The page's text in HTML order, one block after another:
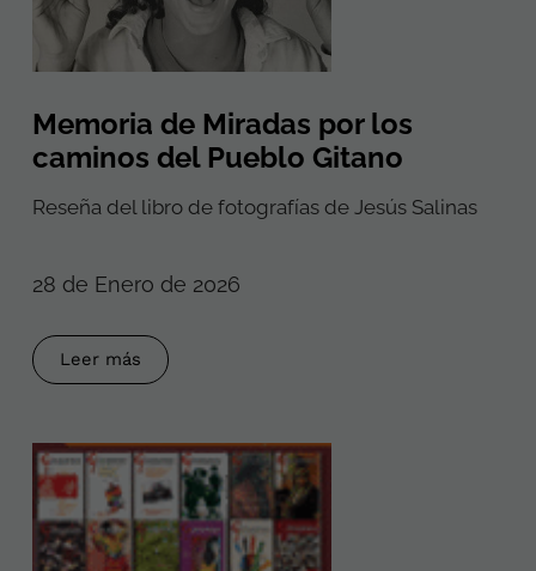
Memoria de Miradas por los
caminos del Pueblo Gitano
Reseña del libro de fotografías de Jesús Salinas
28 de Enero de 2026
Leer más